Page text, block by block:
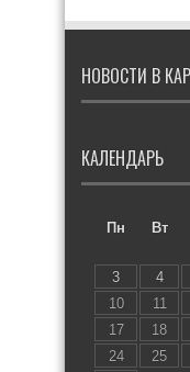
НОВОСТИ В
КАЛЕНДАРЬ
Пн
Вт
3
4
10
11
17
18
24
25